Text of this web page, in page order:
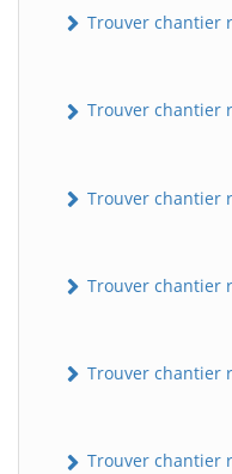
Trouver chantier
Trouver chantier
Trouver chantier
Trouver chantier
Trouver chantier
Trouver chantier